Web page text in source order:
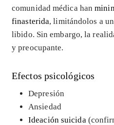
comunidad médica han
finasterida, limitándolos a
libido. Sin embargo, la
y preocupante.
Efectos psicológicos
Depresión
Ansiedad
Ideación suicida